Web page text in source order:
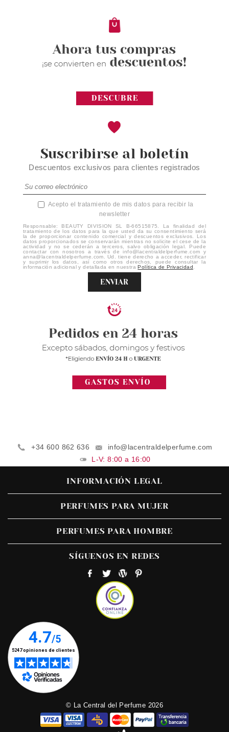
17.50€
Suscribirse al boletín
Descuentos exclusivos para clientes registrados
Acepto el tratamiento de mis datos para recibir la
newsletter
Responsable: BEAUTY DIVISION SL B-66515875. La finalidad del
tratamiento de los datos para la que usted da su consentimiento será
la de proporcionar contenido comercial y descuentos exclusivos. Los
datos proporcionados se conservarán mientras no solicite el cese de la
actividad y no se cederán a terceros, salvo obligación legal. Puede
contactar con nosotros a través de info@lacentraldelperfume.com y
anna@lacentraldelperfume.com. Ud. tiene derecho a acceder, rectificar
y suprimir los datos, así como otros derechos, puede consultar la
información adicional y detallada en nuestraPolítica de Privacidad
ENVIAR
+34 600 862 636
info@lacentraldelperfume.com
L-V: 8:00 a 16:00
INFORMACIÓN LEGAL
PERFUMES PARA MUJER
PERFUMES PARA HOMBRE
SÍGUENOS EN REDES
© La Central del Perfume 2026